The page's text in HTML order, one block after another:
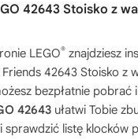
42643 Stoisko z
LEGO® znajdziesz
Friends 42643 Stoisko z
bezpłatnie pobrać
42643 ułatwi Tobie
sprawdzić listę klocków